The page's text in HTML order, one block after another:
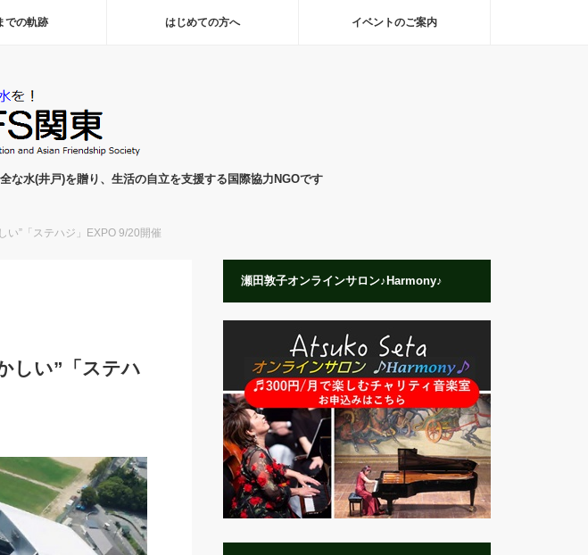
での軌跡 はじめての方へ イベントのご案内
な水(井戸)を贈り、生活の自立を支援する国際協力NGOです
い”「ステハジ」EXPO 9/20開催
しい”「ステハ
瀬田敦子オンラインサロン♪Harmony♪